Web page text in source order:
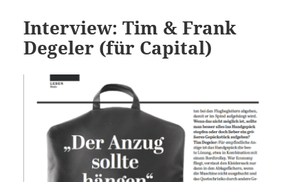
Interview: Tim & Frank
Degeler (für Capital)